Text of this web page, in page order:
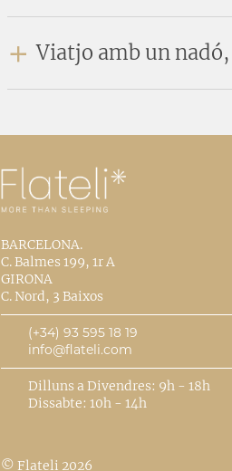
Viatjo amb un
BARCELONA.
C. Balmes 199, 1r A
GIRONA
C. Nord, 3 Baixos
(+34) 93 595 18 19
info@flateli.com
Dilluns a Divendres: 9h - 18h
Dissabte: 10h - 14h
© Flateli 2026